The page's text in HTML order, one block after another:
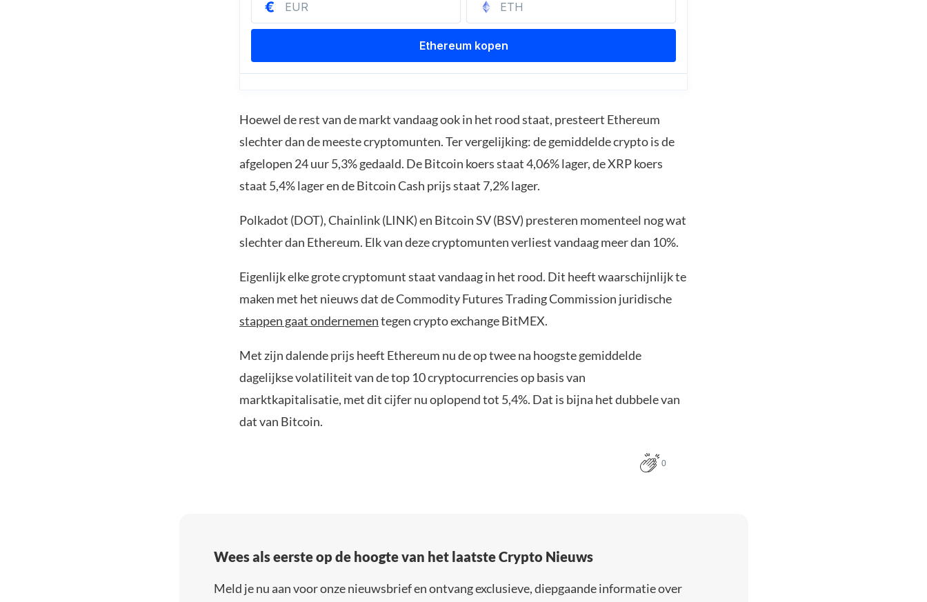
Hoewel de rest van de markt vandaag ook in het rood staat, presteert Ethereum
slechter dan de meeste cryptomunten. Ter vergelijking: de gemiddelde crypto is de
afgelopen 24 uur 5,3% gedaald. De Bitcoin koers staat 4,06% lager, de XRP koers
staat 5,4% lager en de Bitcoin Cash prijs staat 7,2% lager.
Polkadot (DOT), Chainlink (LINK) en Bitcoin SV (BSV) presteren momenteel nog wat
slechter dan Ethereum. Elk van deze cryptomunten verliest vandaag meer dan 10%.
Eigenlijk elke grote cryptomunt staat vandaag in het rood. Dit heeft waarschijnlijk te
maken met het nieuws dat de Commodity Futures Trading Commission juridische
stappen gaat ondernementegen crypto exchange BitMEX.
Met zijn dalende prijs heeft Ethereum nu de op twee na hoogste gemiddelde
dagelijkse volatiliteit van de top 10 cryptocurrencies op basis van
marktkapitalisatie, met dit cijfer nu oplopend tot 5,4%. Dat is bijna het dubbele van
dat van Bitcoin.
0
Wees als eerste op de hoogte van het laatste Crypto Nieuws
Meld je nu aan voor onze nieuwsbrief en ontvang exclusieve, diepgaande informatie over